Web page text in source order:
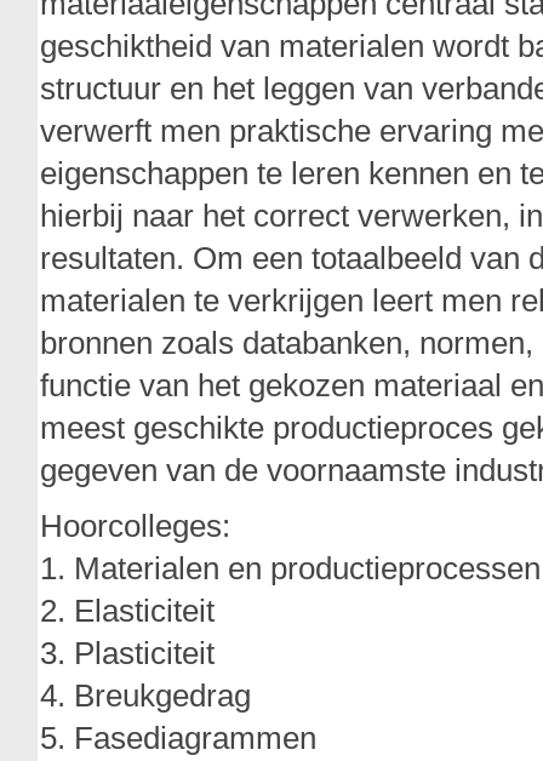
geschiktheid van materialen wordt
structuur en het leggen van
verwerft men praktische ervaring
eigenschappen te leren kennen en
hierbij naar het correct verwerken,
resultaten. Om een totaalbeeld van
materialen te verkrijgen leert men
bronnen zoals databanken,
functie van het gekozen materiaal
meest geschikte productieproces
gegeven van de voornaamste
Hoorcolleges:
1. Materialen en productieprocessen
2. Elasticiteit
3. Plasticiteit
4. Breukgedrag
5. Fasediagrammen